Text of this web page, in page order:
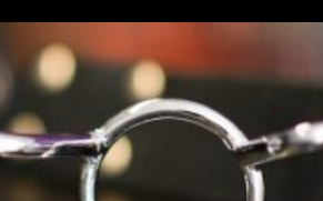
Inhalt
springen